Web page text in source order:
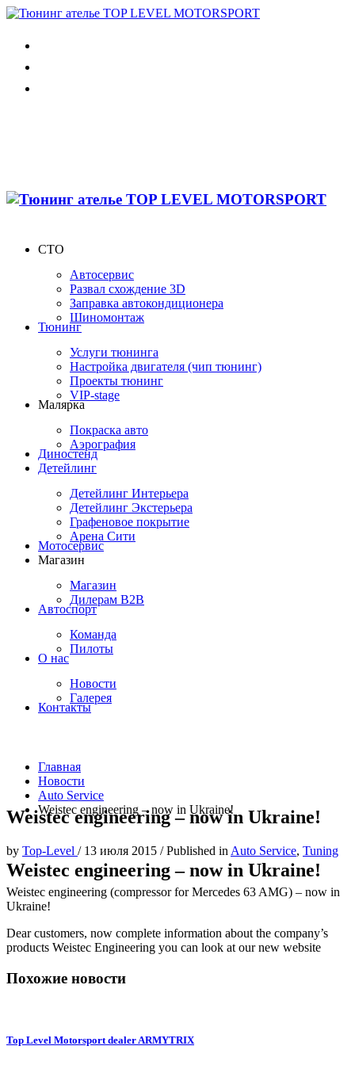
СТО
Автосервис
Развал схождение 3D
Заправка автокондиционера
Шиномонтаж
Тюнинг
Услуги тюнинга
Настройка двигателя (чип тюнинг)
Проекты тюнинг
VIP-stage
Малярка
Покраска авто
Аэрография
Диностенд
Детейлинг
Детейлинг Интерьера
Детейлинг Экстерьера
Графеновое покрытие
Арена Сити
Мотосервис
Магазин
Магазин
Дилерам B2B
Автоспорт
Команда
Пилоты
О нас
Новости
Галерея
Контакты
Главная
Новости
Auto Service
Weistec engineering – now in Ukraine!
Weistec engineering – now in Ukraine!
Weistec engineering – now in Ukraine!
by Top-Level / 13 июля 2015 /Published in Auto Service, Tuning
Weistec engineering (compressor for Mercedes 63 AMG) – now in
Ukraine!
Dear customers, now complete information about the company’s
products Weistec Engineering you can look at our new website
Похожие новости
Top Level Motorsport dealer ARMYTRIX